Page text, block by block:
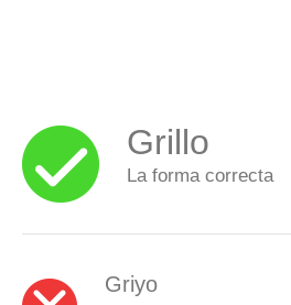
Grillo
La forma correcta
Griyo